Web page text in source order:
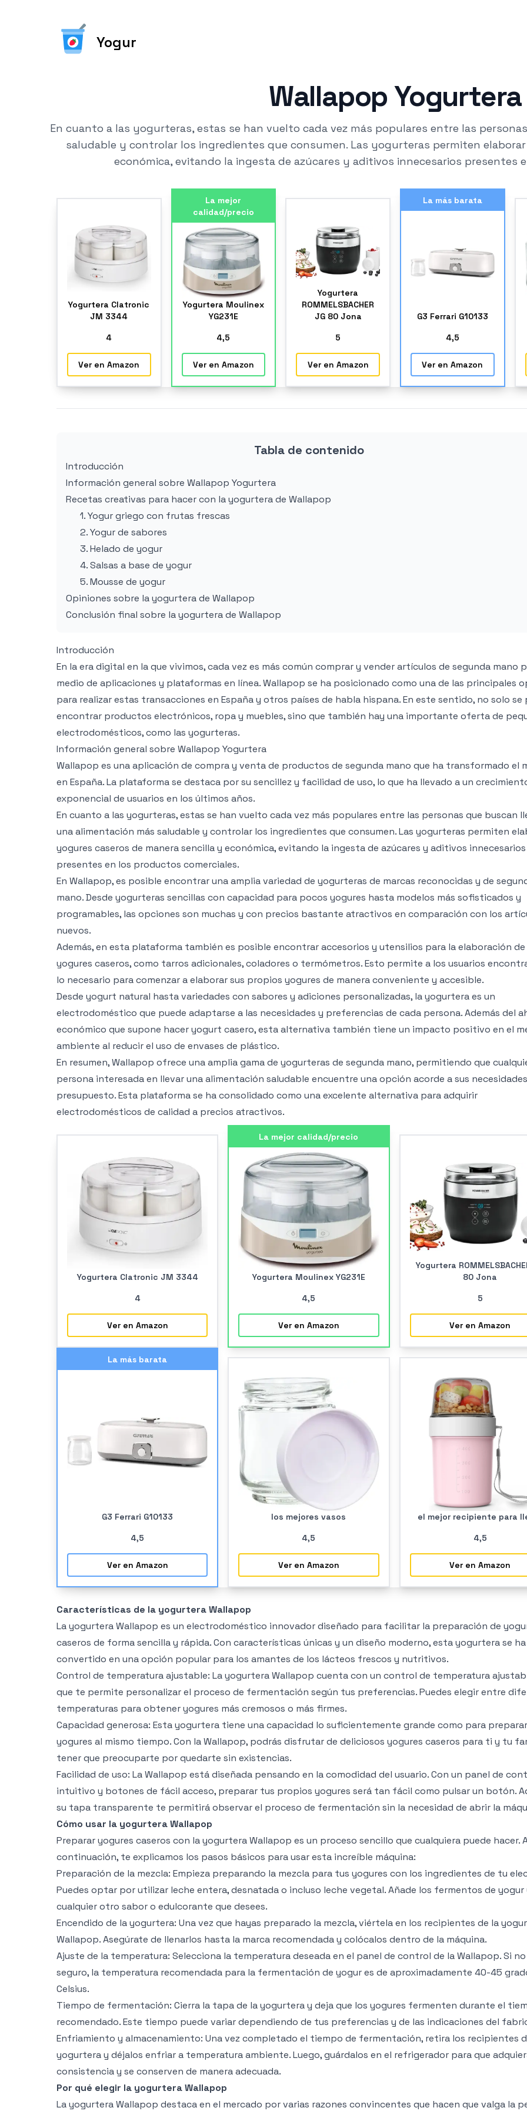
Yogur
Wallapop Yogurtera
En cuanto a las yogurteras, estas se han vuelto cada vez más populares entre las
saludable y controlar los ingredientes que consumen. Las yogurteras permiten
económica, evitando la ingesta de azúcares y aditivos innecesarios presentes
Yogurtera Clatronic
JM 3344
4
Ver en Amazon
La mejor
calidad/precio
Yogurtera Moulinex
YG231E
4,5
Ver en Amazon
Yogurtera
ROMMELSBACHER
JG 80 Jona
5
Ver en Amazon
La más barata
G3 Ferrari G10133
4,5
Ver en Amazon
Tabla de contenido
Introducción
Información general sobre Wallapop Yogurtera
Recetas creativas para hacer con la yogurtera de Wallapop
1. Yogur griego con frutas frescas
2. Yogur de sabores
3. Helado de yogur
4. Salsas a base de yogur
5. Mousse de yogur
Opiniones sobre la yogurtera de Wallapop
Conclusión final sobre la yogurtera de Wallapop
Introducción
En la era digital en la que vivimos, cada vez es más común comprar y vender artículos de segunda mano
medio de aplicaciones y plataformas en línea. Wallapop se ha posicionado como una de las principales
para realizar estas transacciones en España y otros países de habla hispana. En este sentido, no solo se
encontrar productos electrónicos, ropa y muebles, sino que también hay una importante oferta de
electrodomésticos, como las yogurteras.
Información general sobre Wallapop Yogurtera
Wallapop es una aplicación de compra y venta de productos de segunda mano que ha transformado el
en España. La plataforma se destaca por su sencillez y facilidad de uso, lo que ha llevado a un
exponencial de usuarios en los últimos años.
En cuanto a las yogurteras, estas se han vuelto cada vez más populares entre las personas que buscan
una alimentación más saludable y controlar los ingredientes que consumen. Las yogurteras permiten
yogures caseros de manera sencilla y económica, evitando la ingesta de azúcares y aditivos innecesarios
presentes en los productos comerciales.
En Wallapop, es posible encontrar una amplia variedad de yogurteras de marcas reconocidas y de
mano. Desde yogurteras sencillas con capacidad para pocos yogures hasta modelos más sofisticados y
programables, las opciones son muchas y con precios bastante atractivos en comparación con los
nuevos.
Además, en esta plataforma también es posible encontrar accesorios y utensilios para la elaboración de
yogures caseros, como tarros adicionales, coladores o termómetros. Esto permite a los usuarios
lo necesario para comenzar a elaborar sus propios yogures de manera conveniente y accesible.
Desde yogurt natural hasta variedades con sabores y adiciones personalizadas, la yogurtera es un
electrodoméstico que puede adaptarse a las necesidades y preferencias de cada persona. Además del
económico que supone hacer yogurt casero, esta alternativa también tiene un impacto positivo en el
ambiente al reducir el uso de envases de plástico.
En resumen, Wallapop ofrece una amplia gama de yogurteras de segunda mano, permitiendo que
persona interesada en llevar una alimentación saludable encuentre una opción acorde a sus
presupuesto. Esta plataforma se ha consolidado como una excelente alternativa para adquirir
electrodomésticos de calidad a precios atractivos.
Yogurtera Clatronic JM 3344
4
Ver en Amazon
La mejor calidad/precio
Yogurtera Moulinex YG231E
4,5
Ver en Amazon
Yogurtera
80 Jona
5
Ver en Amazon
La más barata
G3 Ferrari G10133
4,5
Ver en Amazon
los mejores vasos
4,5
Ver en Amazon
el mejor recipiente para
4,5
Ver en Amazon
Características de la yogurtera Wallapop
La yogurtera Wallapop es un electrodoméstico innovador diseñado para facilitar la preparación de
caseros de forma sencilla y rápida. Con características únicas y un diseño moderno, esta yogurtera se ha
convertido en una opción popular para los amantes de los lácteos frescos y nutritivos.
Control de temperatura ajustable: La yogurtera Wallapop cuenta con un control de temperatura
que te permite personalizar el proceso de fermentación según tus preferencias. Puedes elegir entre
temperaturas para obtener yogures más cremosos o más firmes.
Capacidad generosa: Esta yogurtera tiene una capacidad lo suficientemente grande como para
yogures al mismo tiempo. Con la Wallapop, podrás disfrutar de deliciosos yogures caseros para ti y tu
tener que preocuparte por quedarte sin existencias.
Facilidad de uso: La Wallapop está diseñada pensando en la comodidad del usuario. Con un panel de
intuitivo y botones de fácil acceso, preparar tus propios yogures será tan fácil como pulsar un botón.
su tapa transparente te permitirá observar el proceso de fermentación sin la necesidad de abrir la
Cómo usar la yogurtera Wallapop
Preparar yogures caseros con la yogurtera Wallapop es un proceso sencillo que cualquiera puede hacer.
continuación, te explicamos los pasos básicos para usar esta increíble máquina:
Preparación de la mezcla: Empieza preparando la mezcla para tus yogures con los ingredientes de tu
Puedes optar por utilizar leche entera, desnatada o incluso leche vegetal. Añade los fermentos de yogur
cualquier otro sabor o edulcorante que desees.
Encendido de la yogurtera: Una vez que hayas preparado la mezcla, viértela en los recipientes de la
Wallapop. Asegúrate de llenarlos hasta la marca recomendada y colócalos dentro de la máquina.
Ajuste de la temperatura: Selecciona la temperatura deseada en el panel de control de la Wallapop. Si
seguro, la temperatura recomendada para la fermentación de yogur es de aproximadamente 40-45
Celsius.
Tiempo de fermentación: Cierra la tapa de la yogurtera y deja que los yogures fermenten durante el
recomendado. Este tiempo puede variar dependiendo de tus preferencias y de las indicaciones del
Enfriamiento y almacenamiento: Una vez completado el tiempo de fermentación, retira los recipientes
yogurtera y déjalos enfriar a temperatura ambiente. Luego, guárdalos en el refrigerador para que
consistencia y se conserven de manera adecuada.
Por qué elegir la yogurtera Wallapop
La yogurtera Wallapop destaca en el mercado por varias razones convincentes que hacen que valga la